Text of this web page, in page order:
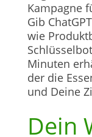
Kampagne
Gib
wie
Minuten
der die
und Deine
Dein